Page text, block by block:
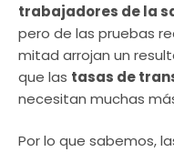
trabajadores de la
pero de las pruebas
mitad arrojan un
que las tasas de
necesitan muchas
Por lo que sabemos,